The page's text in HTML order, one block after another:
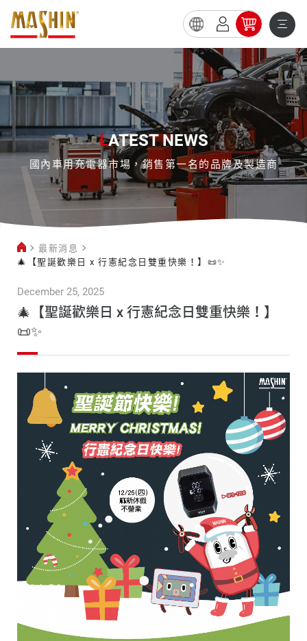
🎄
誕
樂
日
念
雙
重
快
樂！】
📜
LATEST NEWS
國內車用充電器市場，銷售第一名的品牌及製造商
最新消息
🎄【聖誕歡樂日 x 行憲紀念日雙重快樂！】📜✨
December 25, 2025
🎄【聖誕歡樂日 x 行憲紀念日雙重快樂！】
📜✨